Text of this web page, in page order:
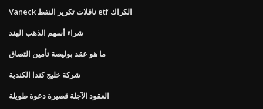
Vaneck ناقلات تكرير النفط etf الكراك
شراء أسهم الذهب الهند
ما هو عقد بوليصة تأمين التصاق
شركة خليج كندا الكندية
العقود الآجلة قصيرة دعوة طويلة